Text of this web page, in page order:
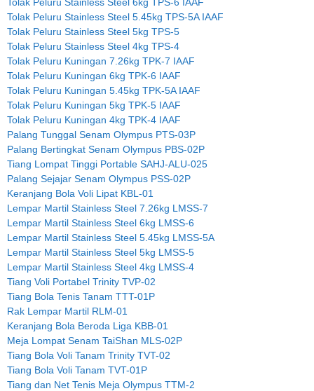
Tolak Peluru Stainless Steel 5.45kg TPS-5A IAAF
Tolak Peluru Stainless Steel 5kg TPS-5
Tolak Peluru Stainless Steel 4kg TPS-4
Tolak Peluru Kuningan 7.26kg TPK-7 IAAF
Tolak Peluru Kuningan 6kg TPK-6 IAAF
Tolak Peluru Kuningan 5.45kg TPK-5A IAAF
Tolak Peluru Kuningan 5kg TPK-5 IAAF
Tolak Peluru Kuningan 4kg TPK-4 IAAF
Palang Tunggal Senam Olympus PTS-03P
Palang Bertingkat Senam Olympus PBS-02P
Tiang Lompat Tinggi Portable SAHJ-ALU-025
Palang Sejajar Senam Olympus PSS-02P
Keranjang Bola Voli Lipat KBL-01
Lempar Martil Stainless Steel 7.26kg LMSS-7
Lempar Martil Stainless Steel 6kg LMSS-6
Lempar Martil Stainless Steel 5.45kg LMSS-5A
Lempar Martil Stainless Steel 5kg LMSS-5
Lempar Martil Stainless Steel 4kg LMSS-4
Tiang Voli Portabel Trinity TVP-02
Tiang Bola Tenis Tanam TTT-01P
Rak Lempar Martil RLM-01
Keranjang Bola Beroda Liga KBB-01
Meja Lompat Senam TaiShan MLS-02P
Tiang Bola Voli Tanam Trinity TVT-02
Tiang Bola Voli Tanam TVT-01P
Tiang dan Net Tenis Meja Olympus TTM-2